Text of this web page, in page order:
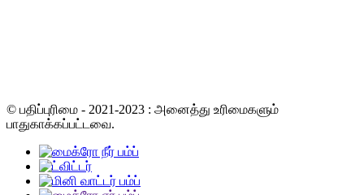
© பதிப்புரிமை - 2021-2023 : அனைத்து உரிமைகளும்
பாதுகாக்கப்பட்டவை.